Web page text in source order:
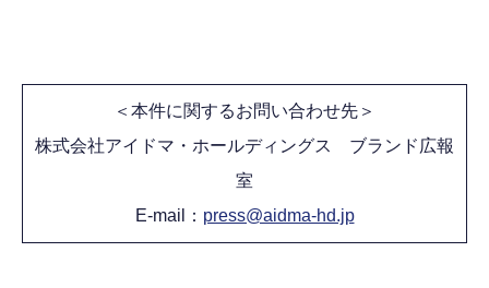
＜本件に関するお問い合わせ先＞
株式会社アイドマ・ホールディングス ブランド広報
室
E-mail： press@aidma-hd.jp